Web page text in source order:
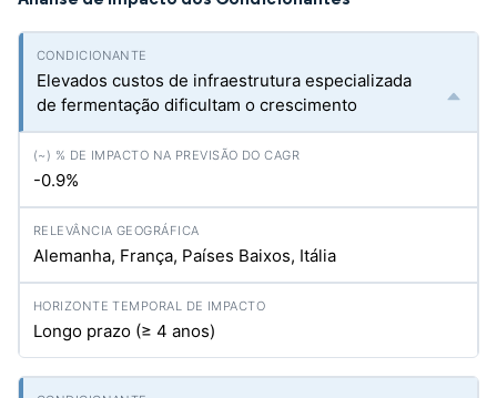
Elevados custos de infraestrutura especializada
de fermentação dificultam o crescimento
-0.9%
Alemanha, França, Países Baixos, Itália
Longo prazo (≥ 4 anos)